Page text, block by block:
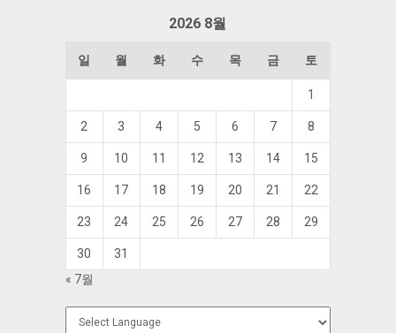
2026 8월
일 월 화 수 목 금 토
1
2 3 4 5 6 7 8
9 10 11 12 13 14 15
16 17 18 19 20 21 22
23 24 25 26 27 28 29
30
31
« 7월